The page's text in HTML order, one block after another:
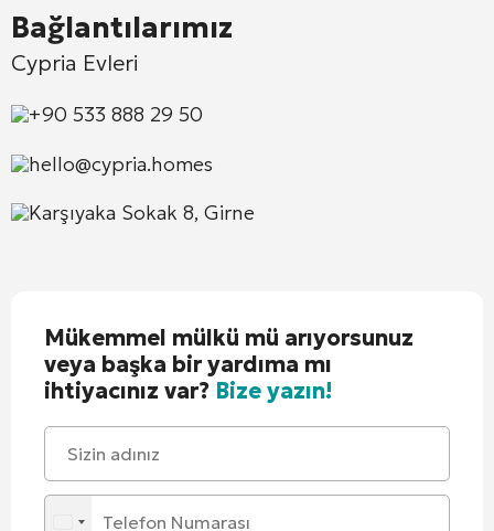
Bağlantılarımız
Cypria Evleri
+90 533 888 29 50
hello@cypria.homes
Karşıyaka Sokak 8, Girne
Mükemmel mülkü mü arıyorsunuz
veya başka bir yardıma mı
ihtiyacınız var? Bize yazın!